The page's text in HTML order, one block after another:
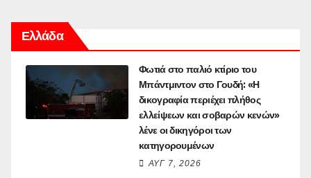
Ελλάδα
Φωτιά στο παλιό κτίριο του
Μπάντμιντον στο Γουδή: «Η
δικογραφία περιέχει πλήθος
ελλείψεων και σοβαρών κενών»
λένε οι δικηγόροι των
κατηγορουμένων
ΑΥΓ 7, 2026